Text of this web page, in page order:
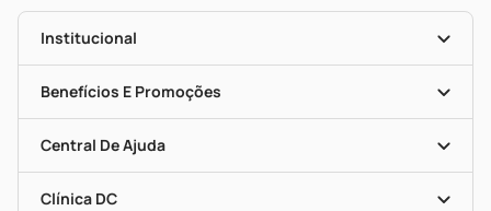
Institucional
História
Nossas Lojas
Seja Uma Loja Parceira
Mapa De Categorias
Benefícios E Promoções
Clube DC
Convênios
Programa Popular Do Brasil
Encarte De Ofertas
Dermaclub
Central De Ajuda
Entrega
Recompra Programada
Clínica DC